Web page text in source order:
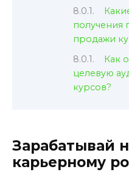
получения
продажи
Как
целевую
курсов?
Зарабатывай
карьерному